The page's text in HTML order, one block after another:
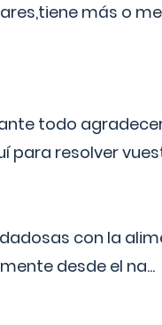
más o
todo
para resolver
con la
desde el na...